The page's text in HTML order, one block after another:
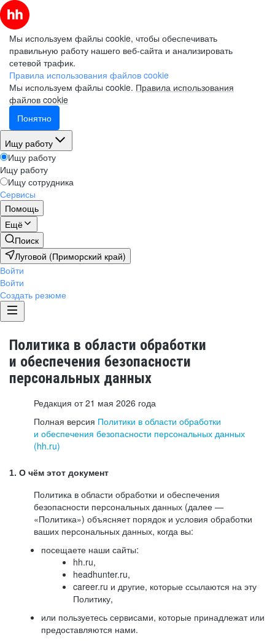
Мы используем файлы cookie, чтобы обеспечивать
правильную работу нашего веб-сайта и анализировать
сетевой трафик.
Правила использования файлов cookie
Мы используем файлы cookie. Правила использования
файлов cookie
Понятно
Ищу работу
Ищу работу
Ищу работу
Ищу сотрудника
Сервисы
Помощь
Ещё
Поиск
Луговой (Приморский край)
Войти
Войти
Создать резюме
Политика в области обработки
и обеспечения безопасности
персональных данных
Редакция от 21 мая 2026 года
Полная версия Политики в области обработки
и обеспечения безопасности персональных данных
(hh.ru)
1. О чём этот документ
Политика в области обработки и обеспечения
безопасности персональных данных (далее —
«Политика») объясняет порядок и условия обработки
ваших персональных данных, когда вы:
посещаете наши сайты:
hh.ru,
headhunter.ru,
career.ru и другие, которые ссылаются на эту
Политику,
или пользуетесь сервисами, которые принадлежат или
предоставляются нами.